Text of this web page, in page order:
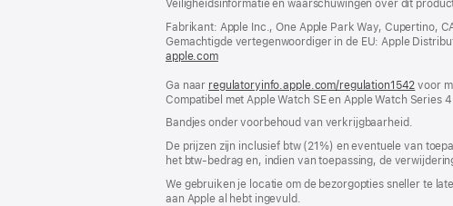
Veiligheidsinformatie en waarschuwingen over dit
Fabrikant: Apple Inc., One Apple Park Way, Cupertino,
Gemachtigde vertegenwoordiger in de EU: Apple
apple.com(wordt
nieuw
venster
geopend)
Ga naar regulatoryinfo.apple.com/regulation1542 (wordt
in
voor
Compatibel met Apple Watch SE en Apple Watch Series
Bandjes onder voorbehoud van verkrijgbaarheid.
De prijzen zijn inclusief btw (21%) en eventuele van
het btw-bedrag en, indien van toepassing, de
We gebruiken je locatie om de bezorgopties sneller te
aan Apple al hebt ingevuld.